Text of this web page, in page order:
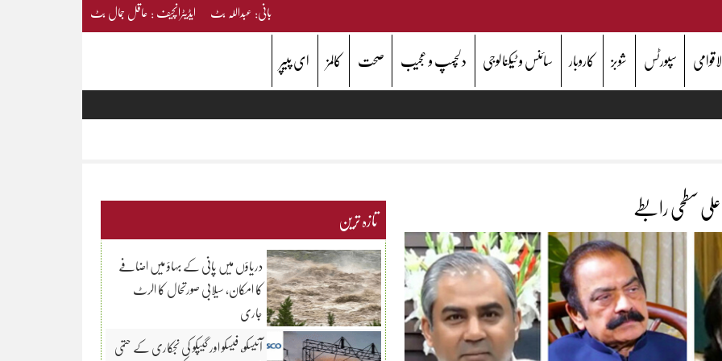
بانی: عبداللہ بٹ ایڈیٹرانچیف : عاقل جمال بٹ
سپورٹس شوبز کاروبار سائنس و ٹیکنالوجی دلچسپ و عجیب صحت کالمز ای پیپر
سطحی رابطے تازہ ترین
دریاؤں میں پانی کے بہاؤ میں اضافے
کا امکان، سیلابی صورتحال کا الرٹ
جاری
آئیسکو، فیسکو اور گیپکو کی نجکاری کے حتمی